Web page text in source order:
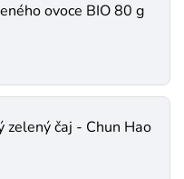
ovoce BIO 80 g
zelený čaj ⁠- Chun Hao